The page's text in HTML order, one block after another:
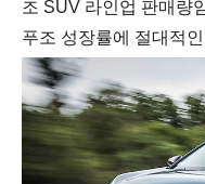
조 SUV 라인업 판매량
푸조 성장률에 절대적